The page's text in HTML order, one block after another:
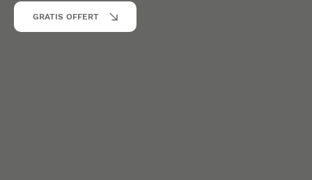
GRATIS OFFERT